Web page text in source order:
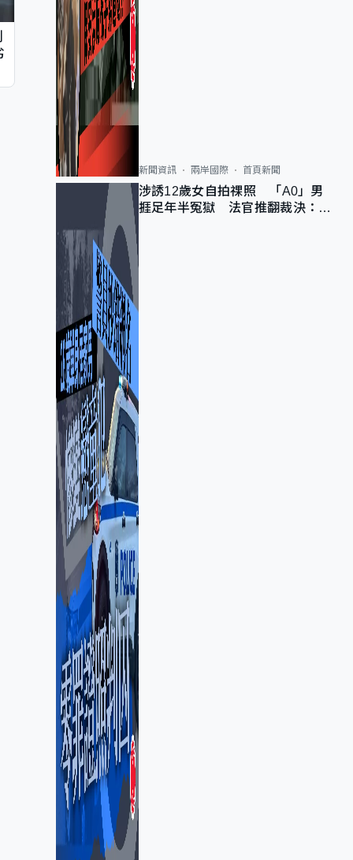
新聞資訊 兩岸國際 首頁新聞
涉誘12歲女自拍祼照 「A0」男
捱足年半冤獄 法官推翻裁決：抄